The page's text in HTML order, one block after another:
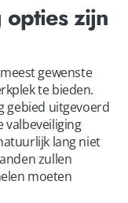
zijn
gewenste
te bieden.
gebied uitgevoerd
valbeveiliging
lang niet
zullen
moeten